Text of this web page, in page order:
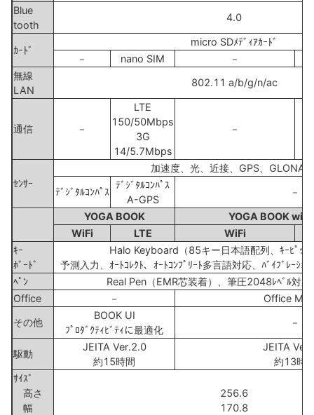
Blue
tooth
4.0
ｶｰﾄﾞ
micro SDﾒﾃﾞｨｱｶｰﾄﾞ
－
nano SIM
－
無線
LAN
802.11 a/b/g/n/ac
通信 －
LTE
150/50Mbps
3G
14/5.7Mbps
－
ｾﾝｻｰ
加速度、光、近接、GPS、
ﾃﾞｼﾞﾀﾙｺﾝﾊﾟｽ
ﾃﾞｼﾞﾀﾙｺﾝﾊﾟｽ
A-GPS
－
YOGA BOOK
YOGA BOOK
WiFi
LTE
WiFi
ｷｰ
ﾎﾞｰﾄﾞ
Halo Keyboard（85キー日本語配列、ｷｰﾋﾟｯ
予測入力、ｵｰﾄｺﾚｸﾄ、ｵｰﾄｺﾝﾌﾟﾘｰﾄ多言語対応、ﾊﾞｲﾌﾞﾚｰｼｮ
ﾍﾟﾝ
Real Pen（EMR芯装着）、筆圧2048ﾚﾍﾞﾙ対応
Office
－
Office
その他
BOOK UI
ﾌﾟﾛﾀﾞｸﾃｨﾋﾞﾃｨに最適化
－
駆動
JEITA Ver.2.0
約15時間
JEITA
約13時
ｻｲｽﾞ
高さ
幅
256.6
170.8